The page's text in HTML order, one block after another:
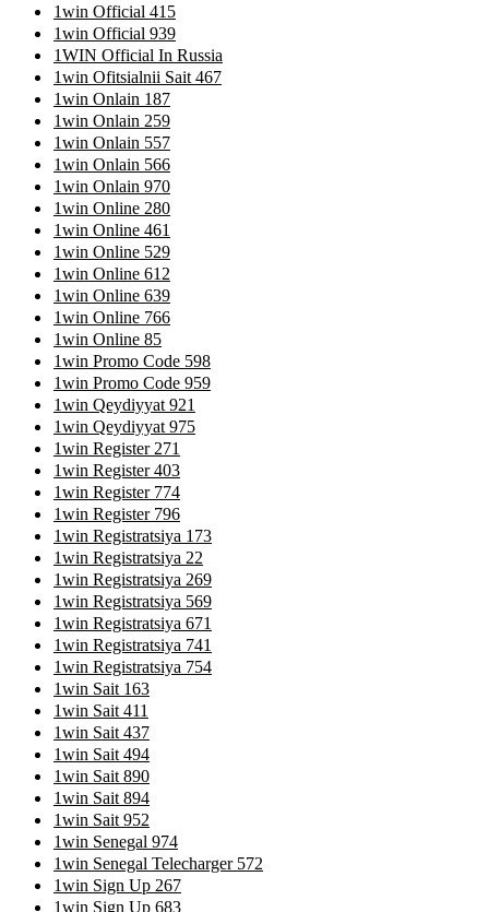
1win Official 415
1win Official 939
1WIN Official In Russia
1win Ofitsialnii Sait 467
1win Onlain 187
1win Onlain 259
1win Onlain 557
1win Onlain 566
1win Onlain 970
1win Online 280
1win Online 461
1win Online 529
1win Online 612
1win Online 639
1win Online 766
1win Online 85
1win Promo Code 598
1win Promo Code 959
1win Qeydiyyat 921
1win Qeydiyyat 975
1win Register 271
1win Register 403
1win Register 774
1win Register 796
1win Registratsiya 173
1win Registratsiya 22
1win Registratsiya 269
1win Registratsiya 569
1win Registratsiya 671
1win Registratsiya 741
1win Registratsiya 754
1win Sait 163
1win Sait 411
1win Sait 437
1win Sait 494
1win Sait 890
1win Sait 894
1win Sait 952
1win Senegal 974
1win Senegal Telecharger 572
1win Sign Up 267
1win Sign Up 683